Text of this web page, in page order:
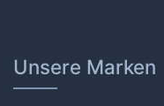
Unsere Marken